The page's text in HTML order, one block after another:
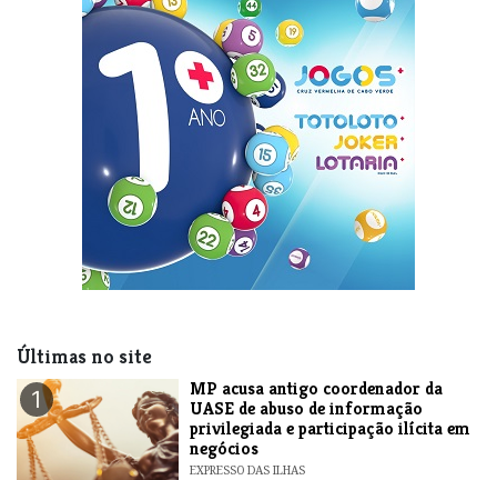
Últimas no site
1
MP acusa antigo coordenador da
UASE de abuso de informação
privilegiada e participação ilícita em
negócios
EXPRESSO DAS ILHAS